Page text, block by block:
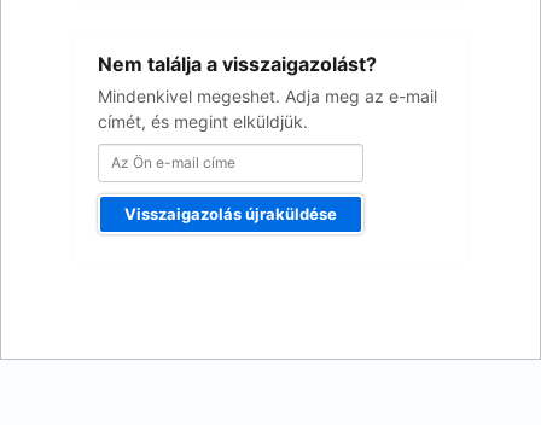
Nem találja a visszaigazolást?
Mindenkivel megeshet. Adja meg az e-mail
címét, és megint elküldjük.
Visszaigazolás újraküldése